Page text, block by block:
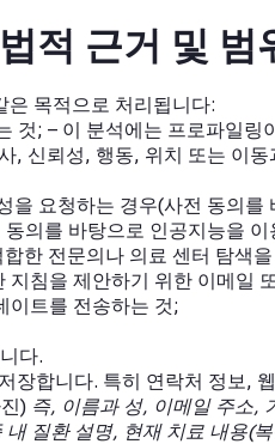
적 근거 및 범
은 목적으로 처리됩니다:
; – 이 분석에는 프로파일링
신뢰성, 행동, 위치 또는 이
을 요청하는 경우(사전 동의를
의를 바탕으로 인공지능을
한 전문의나 의료 센터 탐색
침을 제안하기 위한 이메일
이트를 전송하는 것;
다.
합니다. 특히 연락처 정보,
) 즉, 이름과 성, 이메일 주소,
질환 설명, 현재 치료 내용(